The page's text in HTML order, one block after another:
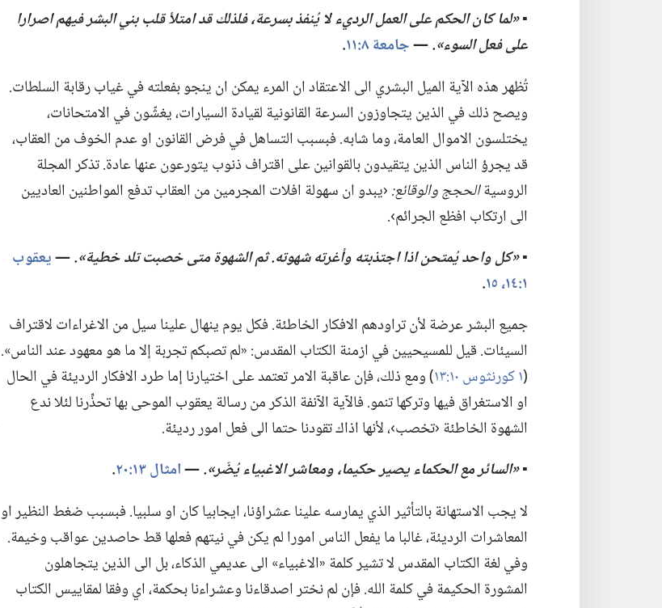
▪‏«لما كان الحكم على العمل الرديءلايُنفذ بسرعة،‏ فلذلك قد امتلأ قلب بني البشر فيهم اصرارا
على فعل السوء».‏‏—‏جامعة ٨:‏١١
‏.‏
تُظهر هذه الآية الميل البشري الى الاعتقاد ان المرء يمكن ان ينجو بفعلته في غياب رقابة السلطات.‏
ويصح ذلك في الذين يتجاوزون السرعة القانونية لقيادة السيارات،‏ يغشّون في الامتحانات،‏
يختلسون الاموال العامة،‏ وما شابه.‏ فبسبب التساهل في فرض القانون او عدم الخوف من العقاب،‏
قد يجرؤ الناس الذين يتقيدون بالقوانين على اقتراف ذنوب يتورعون عنها عادة.‏ تذكر المجلة
الروسيةالحجج والوقائع:‏‏‹يبدو ان سهولة افلات المجرمين من العقاب تدفع المواطنين العاديين
الى ارتكاب افظع الجرائم›.‏
▪‏«كل واحد يُمتحن اذا اجتذبته وأغرته شهوته.‏ ثم الشهوة متى خصبت تلد خطية».‏‏—‏يعقوب
١:‏١٤،‏ ١٥
‏.‏
جميع البشر عرضة لأن تراودهم الافكار الخاطئة.‏ فكل يوم ينهال علينا سيل من الاغراءات لاقتراف
السيئات.‏ قيل للمسيحيين في ازمنة الكتاب المقدس:‏ «لم تصبكم تجربة إلا ما هو معهود عند الناس».‏
(‏١ كورنثوس ١٠:‏١٣
‏)‏ ومع ذلك،‏ فإن عاقبة الامر تعتمد على اختيارنا إما طرد الافكار الرديئة في الحال
او الاستغراق فيها وتركها تنمو.‏ فالآية الآنفة الذكر من رسالة يعقوب الموحى بها تحذِّرنا لئلا ندع
الشهوةالخاطئة ‹تخصب›،‏ لأنها اذاك تقودنا حتما الى فعل امور رديئة.‏
▪‏«السائر مع الحكماء يصير حكيما،‏ ومعاشر الاغبياء يُضَر».‏‏—‏امثال ١٣:‏٢٠
‏.‏
لا يجب الاستهانة بالتأثير الذي يمارسه علينا عشراؤنا،‏ ايجابيا كان او سلبيا.‏ فبسبب ضغط النظير او
المعاشرات الرديئة،‏ غالبا ما يفعل الناس امورا لم يكن في نيتهم فعلها قط حاصدين عواقب وخيمة.‏
وفي لغة الكتاب المقدس لا تشير كلمة «الاغبياء» الى عديمي الذكاء،‏ بل الى الذين يتجاهلون
المشورة الحكيمة في كلمة الله.‏ فإن لم نختر اصدقاءنا وعشراءنا بحكمة،‏ اي وفقا لمقاييس الكتاب